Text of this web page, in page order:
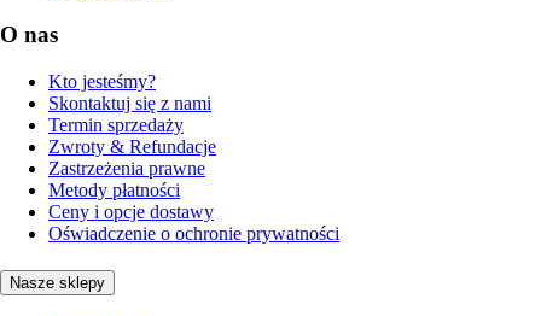
O nas
Kto jesteśmy?
Skontaktuj się z nami
Termin sprzedaży
Zwroty & Refundacje
Zastrzeżenia prawne
Metody płatności
Ceny i opcje dostawy
Oświadczenie o ochronie prywatności
Nasze sklepy